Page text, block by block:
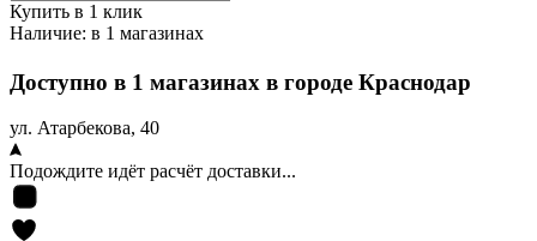
Купить в 1 клик
Наличие: в 1 магазинах
Доступно в 1 магазинах в городе Краснодар
ул. Атарбекова, 40
Подождите идёт расчёт доставки...